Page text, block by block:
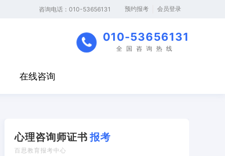
‬咨询电话：010-53656131 预约报考 会员登录
010-53656131
全国咨询热线
在线咨询
心理咨询师证书 报考
百思教育报考中心